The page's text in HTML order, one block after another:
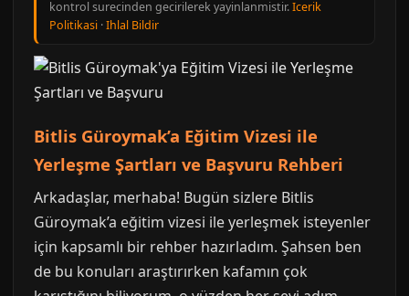
kontrol surecinden gecirilerek yayinlanmistir.Icerik
Politikasi ·Ihlal Bildir
Bitlis Güroymak’a Eğitim Vizesi ile
Yerleşme Şartları ve Başvuru Rehberi
Arkadaşlar, merhaba! Bugün sizlere Bitlis
Güroymak’a eğitim vizesi ile yerleşmek isteyenler
için kapsamlı bir rehber hazırladım. Şahsen ben
de bu konuları araştırırken kafamın çok